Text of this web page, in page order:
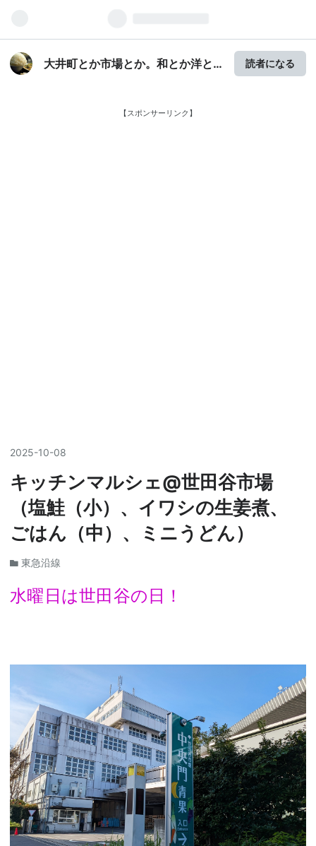
大井町とか市場とか。和とか洋と
読者になる
【スポンサーリンク】
2025-10-08
キッチンマルシェ@世田谷市場
（塩鮭（小）、イワシの生姜煮、
ごはん（中）、ミニうどん）
東急沿線
水曜日は世田谷の日！